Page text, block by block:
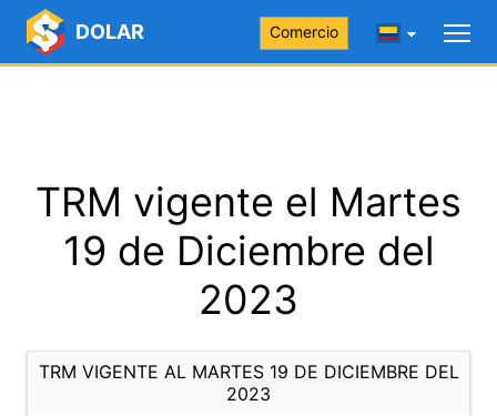
DOLAR Comercio
TRM vigente el Martes
19 de Diciembre del
2023
TRM VIGENTE AL MARTES 19 DE DICIEMBRE DEL
2023